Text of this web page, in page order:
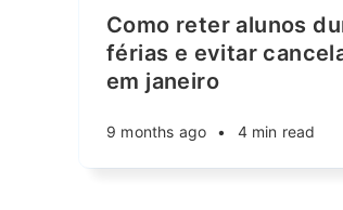
Como reter alunos
férias e evitar
em janeiro
9 months ago • 4 min read